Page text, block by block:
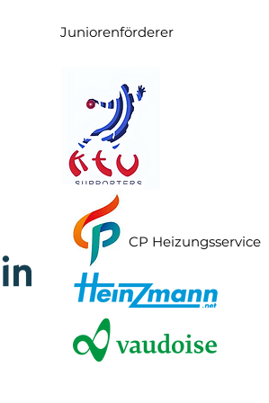
Juniorenförderer
CP Heizungsservice